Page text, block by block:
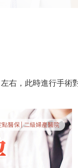
右，此時進行手術